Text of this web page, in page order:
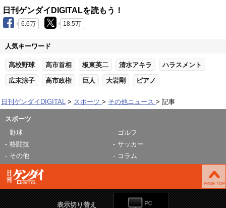
日刊ゲンダイDIGITALを読もう！
6.6万 18.5万
人気キーワード
高校野球 高市首相 板東英二 清水アキラ ハラスメント
広末涼子 高市政権 巨人 大岩剛 ピアノ
日刊ゲンダイDIGITAL スポーツ その他ニュース 記事
スポーツ
野球
ゴルフ
格闘技
サッカー
その他
コラム
表示切り替え